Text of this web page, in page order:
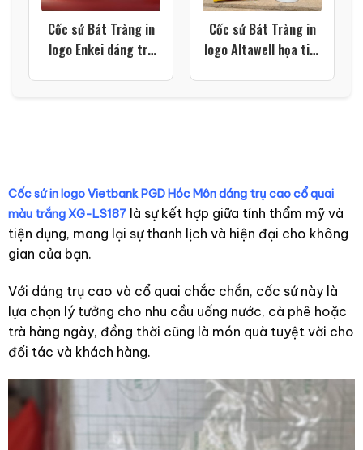
Cốc sứ Bát Tràng in
logo Enkei dáng trụ
Cốc sứ Bát Tràng in
logo Altawell họa tiết
Cốc sứ in logo Vietbank PGD Hóc Môn dáng trụ cao cổ quai
màu trắng XG-LS187là sự kết hợp giữa tính thẩm mỹ và
tiện dụng, mang lại sự thanh lịch và hiện đại cho không
gian của bạn.
Với dáng trụ cao và cổ quai chắc chắn, cốc sứ này là
lựa chọn lý tưởng cho nhu cầu uống nước, cà phê hoặc
trà hàng ngày, đồng thời cũng là món quà tuyệt vời cho
đối tác và khách hàng.